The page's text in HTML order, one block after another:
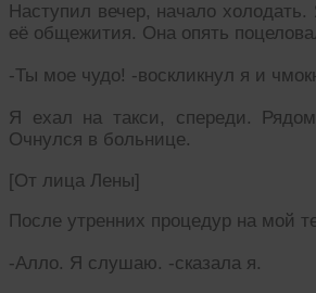
Наступил вечер, начало
её общежития. Она опять
-Ты мое чудо! -воскликнул я и
Я ехал на такси, спереди.
Очнулся в больнице.
[От лица Лены]
После утренних процедур на мой
-Алло. Я слушаю. -сказала я.